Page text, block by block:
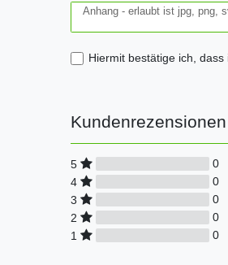
Anhang - erlaubt ist jpg, png,
Hiermit bestätige ich, dass
Kundenrezensionen
5
0
4
0
3
0
2
0
1
0